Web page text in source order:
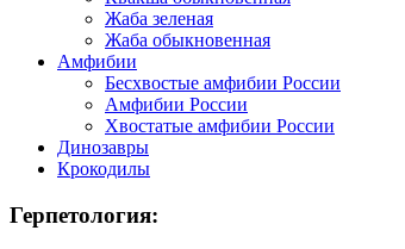
Жаба зеленая
Жаба обыкновенная
Амфибии
Бесхвостые амфибии России
Амфибии России
Хвостатые амфибии России
Динозавры
Крокодилы
Герпетология: